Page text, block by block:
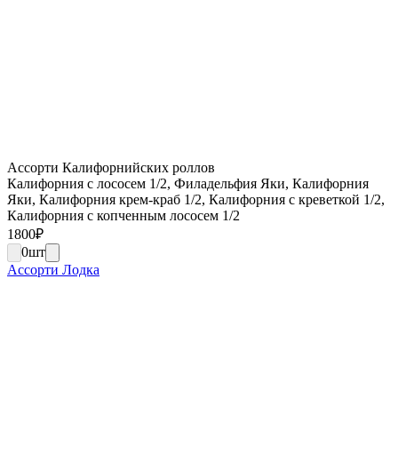
Ассорти Калифорнийских роллов
Калифорния с лососем 1/2, Филадельфия Яки, Калифорния
Яки, Калифорния крем-краб 1/2, Калифорния с креветкой 1/2,
Калифорния с копченным лососем 1/2
1800₽
0шт
Ассорти Лодка